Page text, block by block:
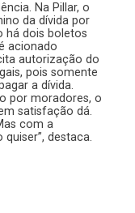
Na Pillar, o
da dívida por
há dois boletos
acionado
autorização do
pois somente
a dívida.
por moradores, o
satisfação dá.
com a
destaca.